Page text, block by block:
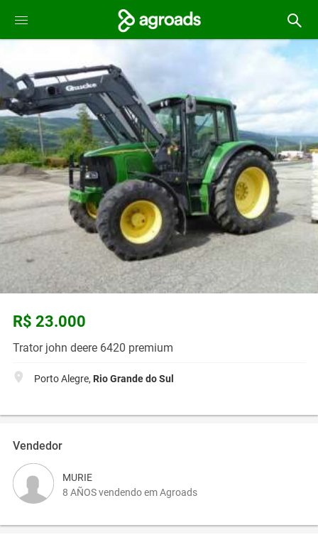
R$ 23.000
Trator john deere 6420 premium
Porto Alegre, Rio Grande do Sul
Vendedor
MURIE
8 AÑOS vendendo em Agroads